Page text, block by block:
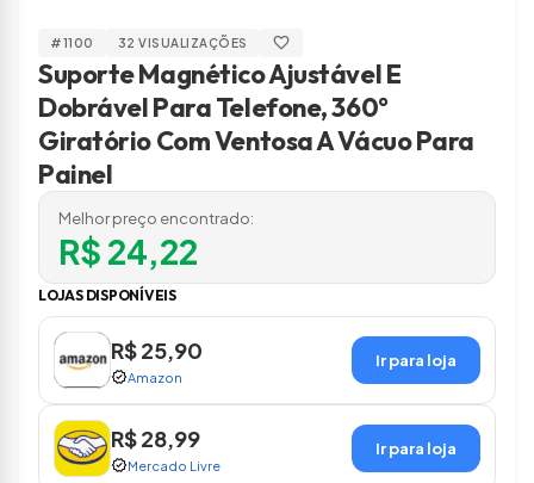
#1100 32 VISUALIZAÇÕES favorite
Suporte Magnético Ajustável E
Dobrável Para Telefone, 360°
Giratório Com Ventosa A Vácuo Para
Painel
Melhor preço encontrado:
R$ 24,22
LOJAS DISPONÍVEIS
R$ 25,90
verifiedAmazon
Ir para loja
R$ 28,99
verifiedMercado Livre
Ir para loja